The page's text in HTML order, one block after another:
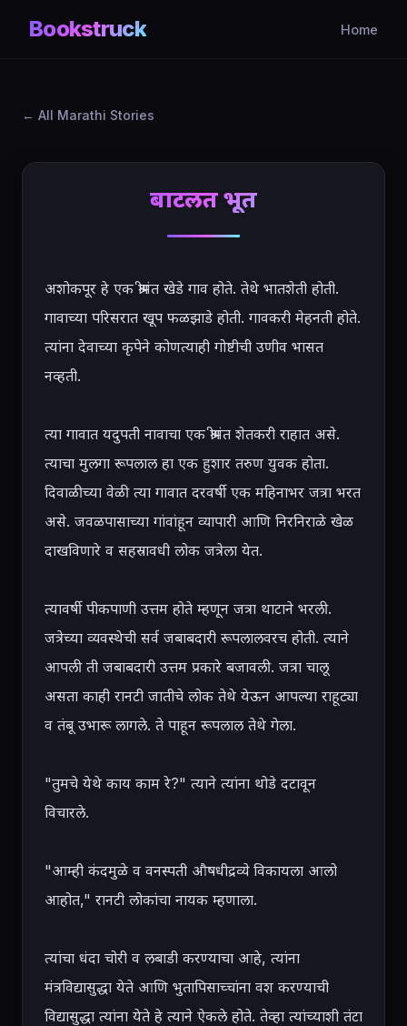
Bookstruck Home
All Marathi Stories
बाटलीत भूत
अशोकपूर हे एक श्रीमंत खेडे गाव होते. तेथे भातशेती होती.
गावाच्या परिसरात खूप फळझाडे होती. गावकरी मेहनती होते.
त्यांना देवाच्या कृपेने कोणत्याही गोष्टीची उणीव भासत
नव्हती.
त्या गावात यदुपती नावाचा एक श्रीमंत शेतकरी राहात असे.
त्याचा मुलगा रूपलाल हा एक हुशार तरुण युवक होता.
दिवाळीच्या वेळी त्या गावात दरवर्षी एक महिनाभर जत्रा भरत
असे. जवळपासाच्या गांवांहून व्यापारी आणि निरनिराळे खेळ
दाखविणारे व सहस्रावधी लोक जत्रेला येत.
त्यावर्षी पीकपाणी उत्तम होते म्हणून जत्रा थाटाने भरली.
जत्रेच्या व्यवस्थेची सर्व जबाबदारी रूपलालवरच होती. त्याने
आपली ती जबाबदारी उत्तम प्रकारे बजावली. जत्रा चालू
असता काही रानटी जातीचे लोक तेथे येऊन आपल्या राहूट्या
व तंबू उभारू लागले. ते पाहून रूपलाल तेथे गेला.
"तुमचे येथे काय काम रे?" त्याने त्यांना थोडे दटावून
विचारले.
"आम्ही कंदमुळे व वनस्पती औषधीद्रव्ये विकायला आलो
आहोत," रानटी लोकांचा नायक म्हणाला.
त्यांचा धंदा चोरी व लबाडी करण्याचा आहे, त्यांना
मंत्रविद्यासुद्धा येते आणि भुतापिसाच्चांना वश करण्याची
विद्यासुद्धा त्यांना येते हे त्याने ऐकले होते. तेव्हा त्यांच्याशी तंटा